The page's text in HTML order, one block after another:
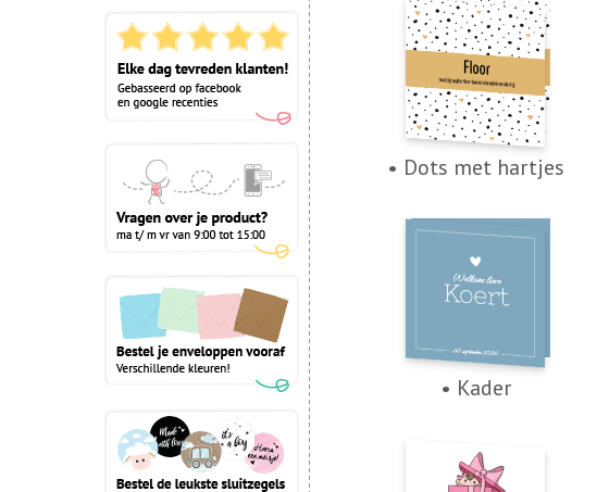
• Dots met hartjes
• Kader